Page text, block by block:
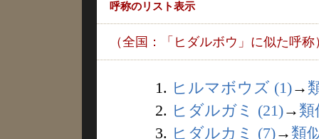
呼称のリスト表示
（全国：「ヒダルボウ」に似た呼称
1. ヒルマボウズ (1)→
2. ヒダルガミ (21)→ 類
3. ヒダルカミ (7)→ 類